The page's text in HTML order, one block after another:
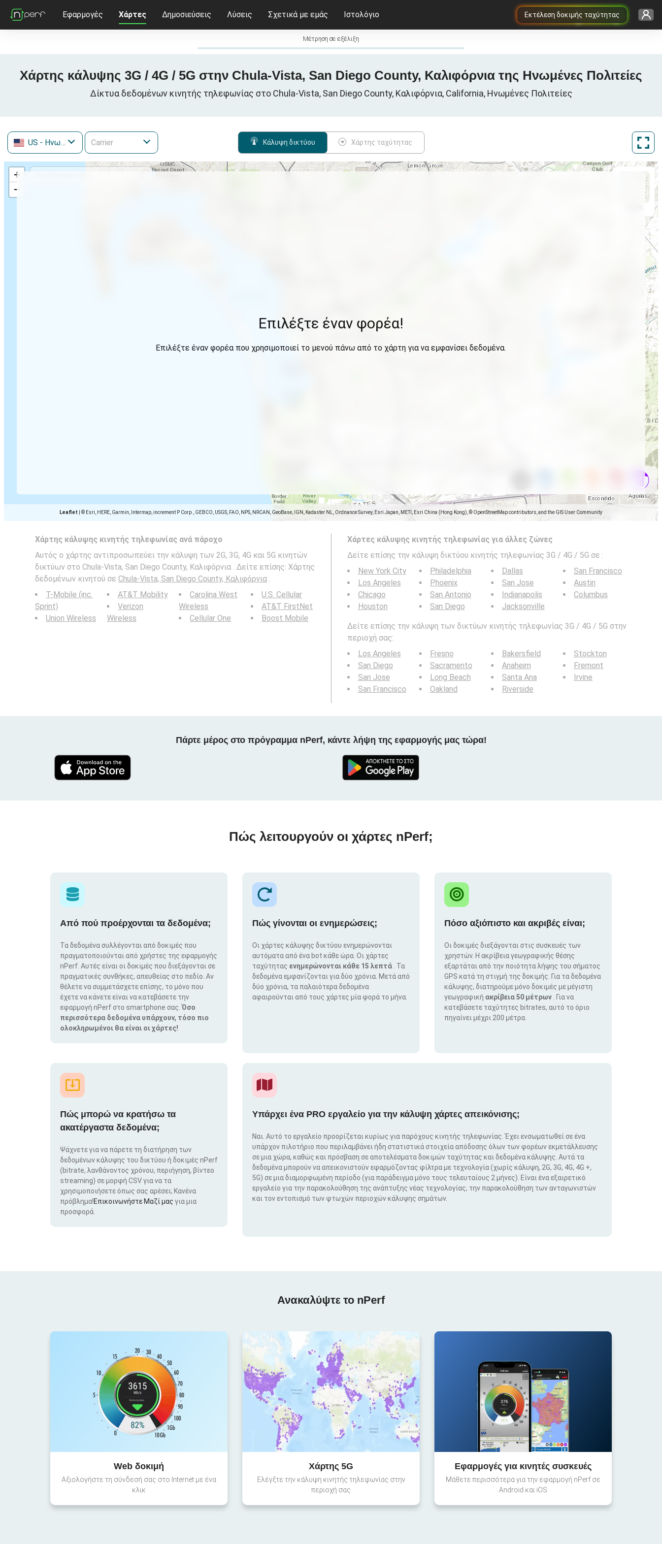
Εκτέλεση δοκιμής ταχύτητας
Εφαρμογές Χάρτες Δημοσιεύσεις Λύσεις Σχετικά με εμάς Ιστολόγιο
Μέτρηση σε εξέλιξη
Χάρτης κάλυψης 3G / 4G / 5G στην Chula-Vista, San Diego County, Καλιφόρνια της Ηνωμένες Πολιτείες
Δίκτυα δεδομένων κινητής τηλεφωνίας στο Chula-Vista, San Diego County, Καλιφόρνια, California, Ηνωμένες Πολιτείες
US - Ηνωμένες Πολιτείες Κάλυψη δικτύου Χάρτης ταχύτητας
+
−
Leaflet © Esri, HERE, Garmin, Intermap, increment P Corp., GEBCO, USGS, FAO, NPS, NRCAN, GeoBase, IGN, Kadaster NL, Ordnance Survey, Esri Japan, METI, Esri China (Hong Kong), © OpenStreetMap contributors, and the GIS User Community
Επιλέξτε έναν φορέα!
Επιλέξτε έναν φορέα που χρησιμοποιεί το μενού πάνω από το χάρτη για να εμφανίσει δεδομένα.
Χάρτης κάλυψης κινητής τηλεφωνίας ανά πάροχο
Αυτός ο χάρτης αντιπροσωπεύει την κάλυψη των 2G, 3G, 4G και 5G κινητών
δικτύων στο Chula-Vista, San Diego County, Καλιφόρνια . Δείτε επίσης: Χάρτης
δεδομένων κινητού σε Chula-Vista, San Diego County, Καλιφόρνια .
T-Mobile (inc.
Sprint)
Union Wireless
AT&T Mobility
Verizon
Wireless
Carolina West
Wireless
Cellular One
U.S. Cellular
AT&T FirstNet
Boost Mobile
Χάρτες κάλυψης κινητής τηλεφωνίας για άλλες ζώνες
Δείτε επίσης την κάλυψη δικτύου κινητής τηλεφωνίας 3G / 4G / 5G σε :
New York City
Los Angeles
Chicago
Houston
Philadelphia
Phoenix
San Antonio
San Diego
Dallas
San Jose
Indianapolis
Jacksonville
San Francisco
Austin
Columbus
Δείτε επίσης την κάλυψη των δικτύων κινητής τηλεφωνίας 3G / 4G / 5G στην
περιοχή σας:
Los Angeles
San Diego
San Jose
San Francisco
Fresno
Sacramento
Long Beach
Oakland
Bakersfield
Anaheim
Santa Ana
Riverside
Stockton
Fremont
Irvine
Πάρτε μέρος στο πρόγραμμα nPerf, κάντε λήψη της εφαρμογής μας τώρα!
Πώς λειτουργούν οι χάρτες nPerf;
Από πού προέρχονται τα δεδομένα;
Τα δεδομένα συλλέγονται από δοκιμές που
πραγματοποιούνται από χρήστες της εφαρμογής
nPerf. Αυτές είναι οι δοκιμές που διεξάγονται σε
πραγματικές συνθήκες, απευθείας στο πεδίο. Αν
θέλετε να συμμετάσχετε επίσης, το μόνο που
έχετε να κάνετε είναι να κατεβάσετε την
εφαρμογή nPerf στο smartphone σας.Όσο
περισσότερα δεδομένα υπάρχουν, τόσο πιο
ολοκληρωμένοι θα είναι οι χάρτες!
Πώς γίνονται οι ενημερώσεις;
Οι χάρτες κάλυψης δικτύου ενημερώνονται
αυτόματα από ένα bot κάθε ώρα. Οι χάρτες
ταχύτητας ενημερώνονται κάθε 15 λεπτά
. Τα
δεδομένα εμφανίζονται για δύο χρόνια. Μετά από
δύο χρόνια, τα παλαιότερα δεδομένα
αφαιρούνται από τους χάρτες μία φορά το μήνα.
Πόσο αξιόπιστο και ακριβές είναι;
Οι δοκιμές διεξάγονται στις συσκευές των
χρηστών. Η ακρίβεια γεωγραφικής θέσης
εξαρτάται από την ποιότητα λήψης του σήματος
GPS κατά τη στιγμή της δοκιμής. Για τα δεδομένα
κάλυψης, διατηρούμε μόνο δοκιμές με μέγιστη
γεωγραφική ακρίβεια 50 μέτρων
. Για να
κατεβάσετε ταχύτητες bitrates, αυτό το όριο
πηγαίνει μέχρι 200 μέτρα.
Πώς μπορώ να κρατήσω τα
ακατέργαστα δεδομένα;
Ψάχνετε για να πάρετε τη διατήρηση των
δεδομένων κάλυψης του δικτύου ή δοκιμές nPerf
(bitrate, λανθάνοντος χρόνου, περιήγηση, βίντεο
streaming) σε μορφή CSV για να τα
χρησιμοποιήσετε όπως σας αρέσει; Κανένα
πρόβλημα!Επικοινωνήστε Μαζί μας για μια
προσφορά.
Υπάρχει ένα PRO εργαλείο για την κάλυψη χάρτες απεικόνισης;
Ναι. Αυτό το εργαλείο προορίζεται κυρίως για παρόχους κινητής τηλεφωνίας. Έχει ενσωματωθεί σε ένα
υπάρχον πιλοτήριο που περιλαμβάνει ήδη στατιστικά στοιχεία απόδοσης όλων των φορέων εκμετάλλευσης
σε μια χώρα, καθώς και πρόσβαση σε αποτελέσματα δοκιμών ταχύτητας και δεδομένα κάλυψης. Αυτά τα
δεδομένα μπορούν να απεικονιστούν εφαρμόζοντας φίλτρα με τεχνολογία (χωρίς κάλυψη, 2G, 3G, 4G, 4G +,
5G) σε μια διαμορφωμένη περίοδο (για παράδειγμα μόνο τους τελευταίους 2 μήνες). Είναι ένα εξαιρετικό
εργαλείο για την παρακολούθηση της ανάπτυξης νέας τεχνολογίας, την παρακολούθηση των ανταγωνιστών
και τον εντοπισμό των φτωχών περιοχών κάλυψης σημάτων.
Ανακαλύψτε το nPerf
Web δοκιμή
Αξιολογήστε τη σύνδεσή σας στο Internet με ένα
κλικ
Χάρτης 5G
Ελέγξτε την κάλυψη κινητής τηλεφωνίας στην
περιοχή σας
Εφαρμογές για κινητές συσκευές
Μάθετε περισσότερα για την εφαρμογή nPerf σε
Android και iOS